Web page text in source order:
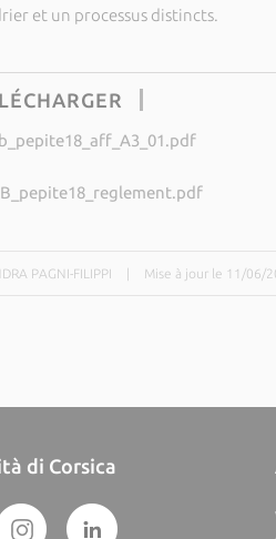
et un processus distincts.
PAGNI-FILIPPI Mise à jour le 11/06/
di Corsica